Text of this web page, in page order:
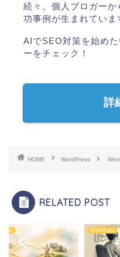
続々。個人ブロガー
功事例が生まれていま
AIでSEO対策を始め
ーをチェック！
詳
HOME WordPress
RELATED POST
WordPress